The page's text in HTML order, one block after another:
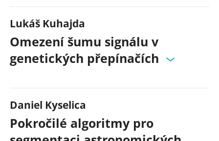
Lukáš Kuhajda
Omezení šumu signálu v
genetických přepínačích
Daniel Kyselica
Pokročilé algoritmy pro